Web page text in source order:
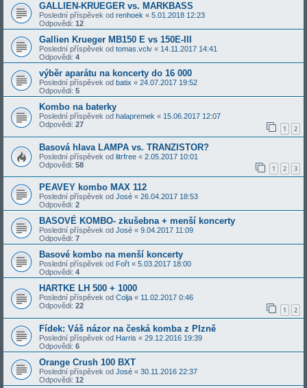
GALLIEN-KRUEGER vs. MARKBASS
Poslední příspěvek od renhoek « 5.01.2018 12:23
Odpovědi: 12
Gallien Krueger MB150 E vs 150E-III
Poslední příspěvek od tomas.vclv « 14.11.2017 14:41
Odpovědi: 4
výběr aparátu na koncerty do 16 000
Poslední příspěvek od batix « 24.07.2017 19:52
Odpovědi: 5
Kombo na baterky
Poslední příspěvek od halapremek « 15.06.2017 12:07
Odpovědi: 27 1 2
Basová hlava LAMPA vs. TRANZISTOR?
Poslední příspěvek od litrfree « 2.05.2017 10:01
Odpovědi: 58 1 2 3
PEAVEY kombo MAX 112
Poslední příspěvek od José « 26.04.2017 18:53
Odpovědi: 2
BASOVÉ KOMBO- zkušebna + menší koncerty
Poslední příspěvek od José « 9.04.2017 11:09
Odpovědi: 7
Basové kombo na menší koncerty
Poslední příspěvek od Fořt « 5.03.2017 18:00
Odpovědi: 4
HARTKE LH 500 + 1000
Poslední příspěvek od Colja « 11.02.2017 0:46
Odpovědi: 22 1 2
Fídek: Váš názor na česká komba z Plzně
Poslední příspěvek od Harris « 29.12.2016 19:39
Odpovědi: 6
Orange Crush 100 BXT
Poslední příspěvek od José « 30.11.2016 22:37
Odpovědi: 12